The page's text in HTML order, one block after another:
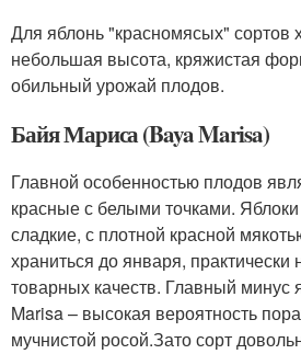
Для яблонь "красномясых" сортов
небольшая высота, кряжистая
обильный урожай плодов.
Байя Мариса (Baya Marisa)
Главной особенностью плодов
красные с белыми точками.
сладкие, с плотной красной
храниться до января, практически
товарных качеств. Главный минус
Marisa – высокая вероятность
мучнистой росой.Зато сорт